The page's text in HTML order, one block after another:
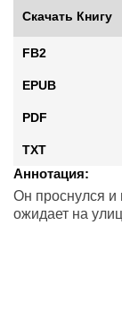
Скачать Книгу
FB2
EPUB
PDF
TXT
Аннотация:
Он проснулся и
ожидает на